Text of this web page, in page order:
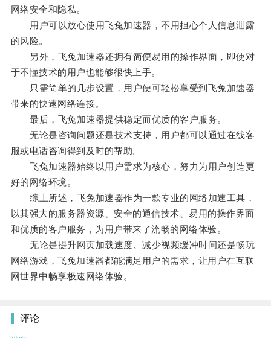
网络安全和隐私。
用户可以放心使用飞兔加速器，不用担心个人信息泄露
的风险。
另外，飞兔加速器还拥有简便易用的操作界面，即使对
于不懂技术的用户也能够很快上手。
只需简单的几步设置，用户便可轻松享受到飞兔加速器
带来的快速网络连接。
最后，飞兔加速器提供稳定而优质的客户服务。
无论是咨询问题还是技术支持，用户都可以通过在线客
服或电话咨询得到及时的帮助。
飞兔加速器始终以用户需求为核心，努力为用户创造更
好的网络环境。
综上所述，飞兔加速器作为一款专业的网络加速工具，
以其强大的服务器资源、安全的通信技术、易用的操作界面
和优质的客户服务，为用户带来了流畅的网络体验。
无论是提升网页加载速度、减少视频缓冲时间还是畅玩
网络游戏，飞兔加速器都能满足用户的需求，让用户在互联
网世界中畅享极速网络体验。
评论